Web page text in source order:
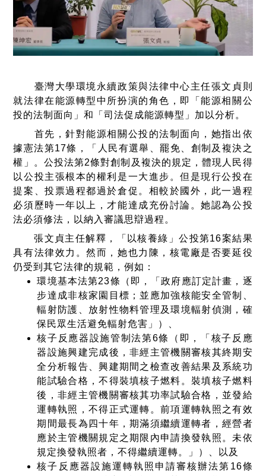
臺灣大學環境永續政策與法律中心主任張文貞則
就法律在能源轉型中所扮演的角色，即「能源相關公
投的法制面向」和「司法促成能源轉型」加以分析。
首先，針對能源相關公投的法制面向，她指出依
據憲法第17條，「人民有選舉、罷免、創制及複決之
權」。公投法第2條對創制及複決的規定，體現人民得
以公投主張根本的權利是一大進步。但是現行公投在
提案、投票過程都過於倉促。相較於國外，此一過程
必須歷時一年以上，才能達成充份討論。她認為公投
法必須修法，以納入審議思辯過程。
張文貞主任解釋，「以核養綠」公投第16案結果
具有法律效力。然而，她也力陳，核電廠是否要延役
仍受到其它法律的規範，例如：
環境基本法第23條（即，「政府應訂定計畫，逐
步達成非核家園目標；並應加強核能安全管制、
輻射防護、放射性物料管理及環境輻射偵測，確
保民眾生活避免輻射危害」）、
核子反應器設施管制法第6條（即，「核子反應
器設施興建完成後，非經主管機關審核其終期安
全分析報告、興建期間之檢查改善結果及系統功
能試驗合格，不得裝填核子燃料。裝填核子燃料
後，非經主管機關審核其功率試驗合格，並發給
運轉執照，不得正式運轉。前項運轉執照之有效
期間最長為四十年，期滿須繼續運轉者，經營者
應於主管機關規定之期限內申請換發執照。未依
規定換發執照者，不得繼續運轉。」）、以及
核子反應器設施運轉執照申請審核辦法第16條